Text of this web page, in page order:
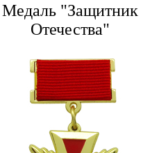
Медаль "Защитник
Отечества"